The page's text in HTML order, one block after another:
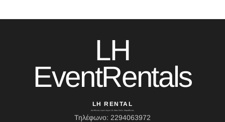
LH
EventRentals
LH RENTAL
Διεύθυνση: Ιερού Λόχου 10, Κάτω Σούλι, Μαραθώνας
Τηλέφωνο: 2294063972